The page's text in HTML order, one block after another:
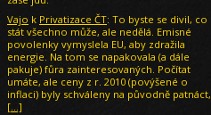
Vajo k Privatizace ČT: To byste se divil, co
stát všechno může, ale nedělá. Emisné
povolenky vymyslela EU, aby zdražila
energie. Na tom se napakovala (a dále
pakuje) fůra zainteresovaných. Počítat
umáte, ale ceny z r. 2010 (povýšené o
inflaci) byly schváleny na původně patnáct,
[…]